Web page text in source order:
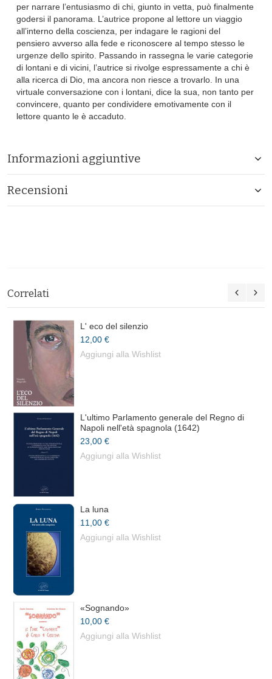
Correlati
L' eco del silenzio
12,00 €
Aggiungi alla Wishlist
L'ultimo Parlamento generale del Regno di
Napoli nell'età spagnola (1642)
23,00 €
Aggiungi alla Wishlist
La luna
11,00 €
Aggiungi alla Wishlist
«Sognando»
10,00 €
Aggiungi alla Wishlist
per narrare l’entusiasmo di chi, giunto in vetta, può finalmente
godersi il panorama. L’autrice propone al lettore un viaggio
all’interno della coscienza, per indagare le ragioni del
pensiero avverso alla fede e riconoscere al tempo stesso le
urgenze dello spirito. Passando in rassegna le varie categorie
di lontani e di vicini, l’autrice si rivolge espressamente a chi è
alla ricerca di Dio, ma ancora non riesce a trovarlo. In una
virtuale conversazione con i lontani, dice la sua, non tanto per
convincere, quanto per condividere emotivamente con il
lettore quanto le è accaduto.
Informazioni aggiuntive
Recensioni